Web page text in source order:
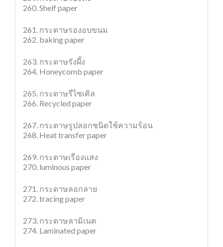
260. Shelf paper
261. กระดาษรองอบขนม
262. baking paper
263. กระดาษรังผึ้ง
264. Honeycomb paper
265. กระดาษรีไซเคิล
266. Recycled paper
267. กระดาษรูปลอกชนิดใช้ความร้อน
268. Heat transfer paper
269. กระดาษเรืองแสง
270. luminous paper
271. กระดาษลอกลาย
272. tracing paper
273. กระดาษลามิเนต
274. Laminated paper